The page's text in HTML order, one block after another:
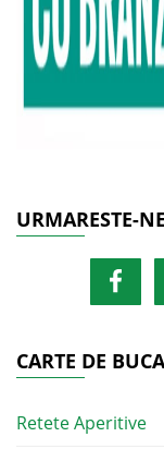
URMARESTE-NE
CARTE DE
Retete Aperitive